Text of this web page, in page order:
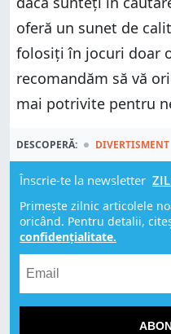
oferă un sunet de
folosiți în jocuri doar
recomandăm să vă
mai potrivite pentru
DESCOPERĂ: DIVERTISMENT
Înscrie-te la newsletter
Primește zilnic articolele
oricând. Pentru detalii,
confidențialitate.